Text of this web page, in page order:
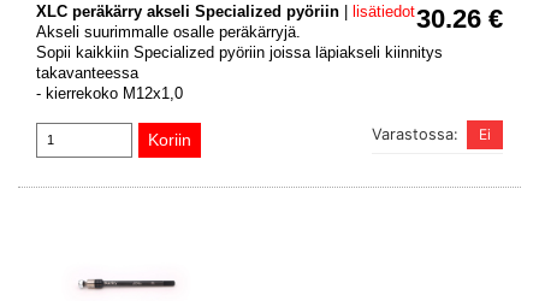
30.26 €
XLC peräkärry akseli Specialized pyöriin | lisätiedot
Akseli suurimmalle osalle peräkärryjä.
Sopii kaikkiin Specialized pyöriin joissa läpiakseli kiinnitys
takavanteessa
- kierrekoko M12x1,0
Varastossa: